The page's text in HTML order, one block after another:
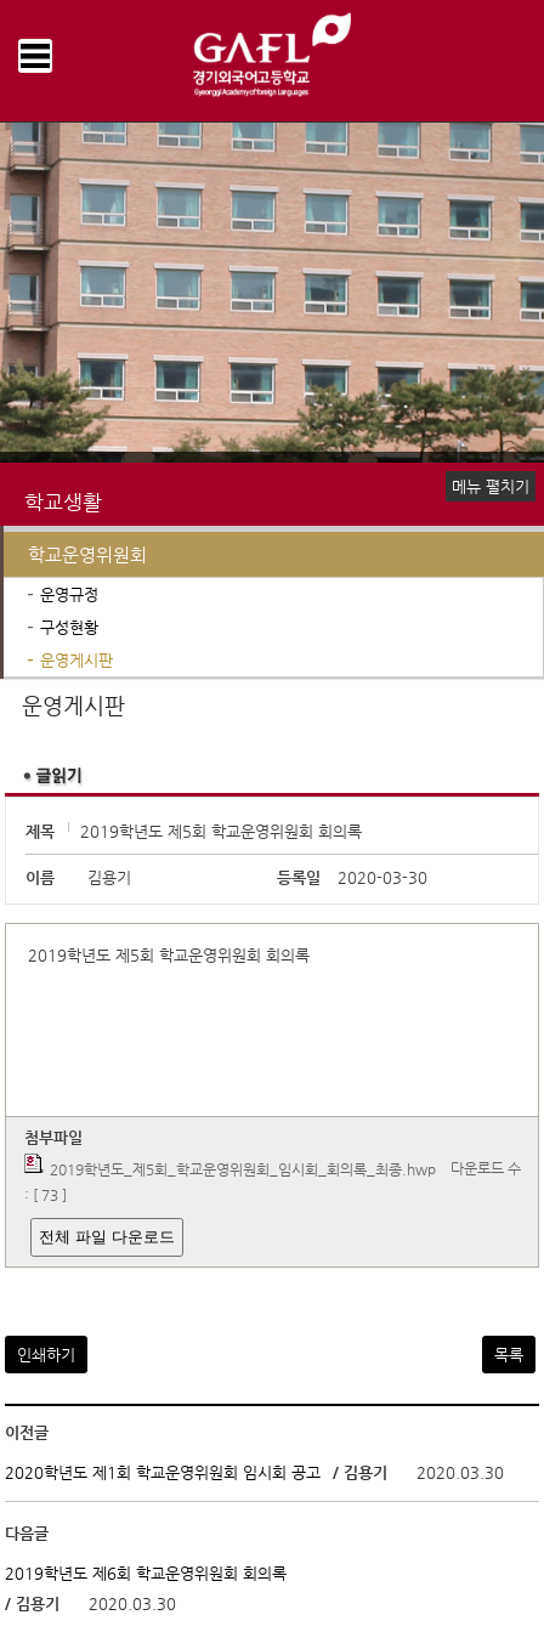
운영게시판
학교생활
신입생 안내
장학제도
생활안내
학교운영위원회
운영규정
구성현황
운영게시판
메뉴 펼치기
운영게시판
제목 2019학년도 제5회 학교운영위원회 회의록
이름 김용기 등록일 2020-03-30
2019학년도 제5회 학교운영위원회 회의록
첨부파일
2019학년도_제5회_학교운영위원회_임시회_회의록_최종.hwp 다운로드 수
: [ 73 ]
전체 파일 다운로드
인쇄하기 목록
이전글
2020학년도 제1회 학교운영위원회 임시회 공고 / 김용기 2020.03.30
다음글
2019학년도 제6회 학교운영위원회 회의록
/ 김용기
2020.03.30